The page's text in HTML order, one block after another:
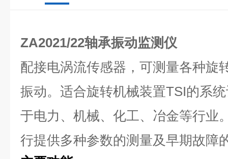
ZA2021/22轴承振动监测仪
配接电涡流传感器，可测量各种旋
振动。适合旋转机械装置TSI的系
于电力、机械、化工、冶金等行业
行提供多种参数的测量及早期故障